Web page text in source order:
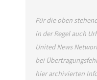
Für die oben
in der Regel auch
United News
bei
hier archivierten